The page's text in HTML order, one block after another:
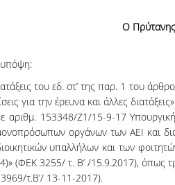
Ο
του εδ. στ’ της παρ. 1 του
για την έρευνα και άλλες
αριθμ. 153348/Ζ1/15-9-17
οργάνων των ΑΕΙ και
υπαλλήλων και των
(ΦΕΚ 3255/ τ. Β’ /15.9.2017), όπως
τ.Β’/ 13-11-2017).